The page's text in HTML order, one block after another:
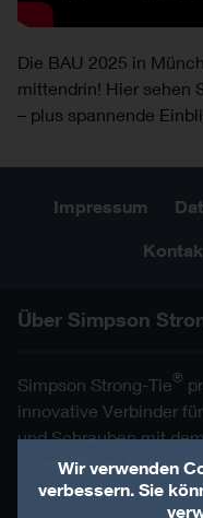
Die BAU 2025 in
mittendrin! Hier sehen
– plus spannende
Impressum
Über Simpson
Simpson Strong-Tie®
innovative Verbinder
und Schrauben mit
konstruktiven Holzbau
machen.
Wir verwenden
verbessern. Sie